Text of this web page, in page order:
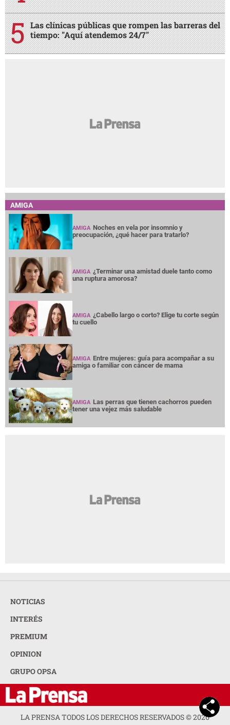
Las clínicas públicas que rompen las barreras del
tiempo: "Aquí atendemos 24/7"
AMIGA
AMIGA Noches en vela por insomnio y
preocupación, ¿qué hacer para tratarlo?
AMIGA ¿Terminar una amistad duele tanto como
una ruptura amorosa?
AMIGA ¿Cabello largo o corto? Elige tu corte según
tu cuello
AMIGA Entre mujeres: guía para acompañar a su
amiga o familiar con cáncer de mama
AMIGA Las perras que tienen cachorros pueden
tener una vejez más saludable
NOTICIAS
INTERÉS
PREMIUM
OPINION
GRUPO OPSA
LA PRENSA TODOS LOS DERECHOS RESERVADOS ©2026